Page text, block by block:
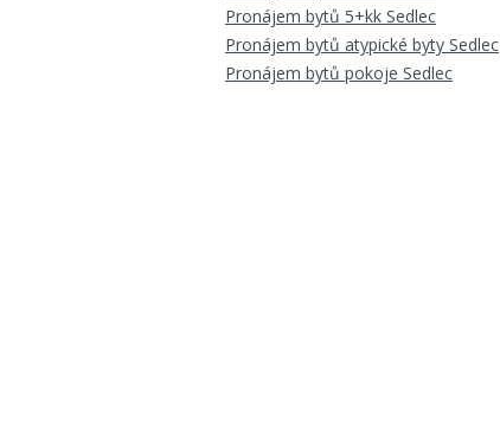
Pronájem bytů 5+kk Sedlec
Pronájem bytů atypické byty Sedlec
Pronájem bytů pokoje Sedlec